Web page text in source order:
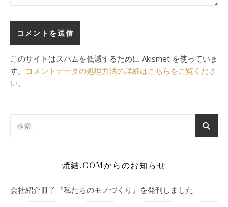
このサイトはスパムを低減するために Akismet を使っていま
す。 コメントデータの処理方法の詳細はこちらをご覧くださ
い。
焼結.COMからのお知らせ
会社紹介冊子『私たちのモノづくり』を発刊しました